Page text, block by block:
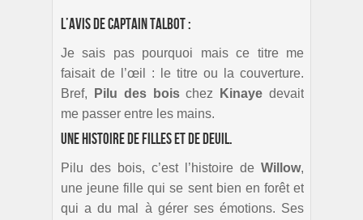
L’avis de Captain Talbot :
Je sais pas pourquoi mais ce titre me
faisait de l’œil : le titre ou la couverture.
Bref,
Pilu des boischez Kinaye devait
me passer entre les mains.
Une histoire de filles et de deuil.
Pilu des bois, c’est l’histoire de Willow,
une jeune fille qui se sent bien en forêt et
qui a du mal à gérer ses émotions. Ses